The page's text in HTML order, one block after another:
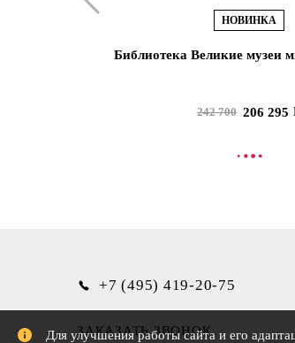
НОВИНКА
Библиотека Великие музеи
242 700 206 295
В КОРЗИНУ
+7 (495) 419-20-75
ЗАКАЗАТЬ ЗВОНОК
Для улучшения работы сайта и его